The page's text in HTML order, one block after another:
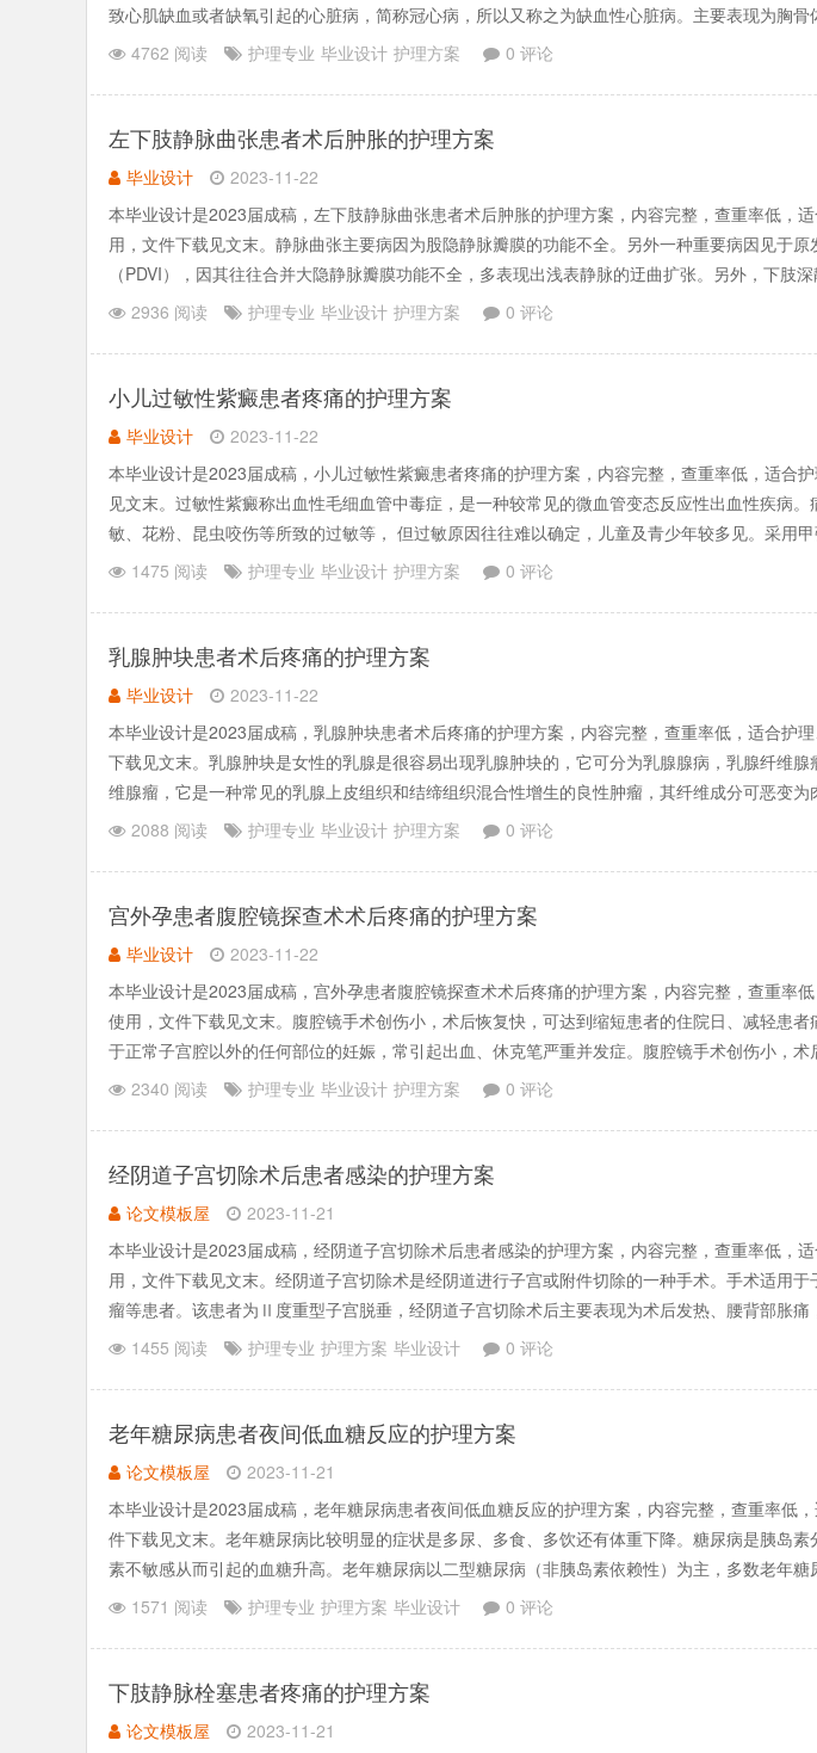
致心肌缺血或者缺氧引起的心脏病，简称冠心病，所以又称之为缺血性心脏病。主要表现为胸
区的胸痛，常为.......
4762 阅读 护理专业 毕业设计 护理方案 0 评论
左下肢静脉曲张患者术后肿胀的护理方案
毕业设计
2023-11-22
本毕业设计是2023届成稿，左下肢静脉曲张患者术后肿胀的护理方案，内容完整，查重率低，
用，文件下载见文末。静脉曲张主要病因为股隐静脉瓣膜的功能不全。另外一种重要病因见于
（PDVI），因其往往合并大隐静脉瓣膜功能不全，多表现出浅表静脉的迂曲扩张。另外，下肢
脉回流不畅，发生.......
2936 阅读 护理专业 毕业设计 护理方案 0 评论
小儿过敏性紫癜患者疼痛的护理方案
毕业设计
2023-11-22
本毕业设计是2023届成稿，小儿过敏性紫癜患者疼痛的护理方案，内容完整，查重率低，适合
见文末。过敏性紫癜称出血性毛细血管中毒症，是一种较常见的微血管变态反应性出血性疾病
敏、花粉、昆虫咬伤等所致的过敏等， 但过敏原因往往难以确定，儿童及青少年较多见。采用
片配合饮食护理.......
1475 阅读 护理专业 毕业设计 护理方案 0 评论
乳腺肿块患者术后疼痛的护理方案
毕业设计
2023-11-22
本毕业设计是2023届成稿，乳腺肿块患者术后疼痛的护理方案，内容完整，查重率低，适合护
下载见文末。乳腺肿块是女性的乳腺是很容易出现乳腺肿块的，它可分为乳腺腺病，乳腺纤维
维腺瘤，它是一种常见的乳腺上皮组织和结缔组织混合性增生的良性肿瘤，其纤维成分可恶变
现为无痛的、.......
2088 阅读 护理专业 毕业设计 护理方案 0 评论
宫外孕患者腹腔镜探查术术后疼痛的护理方案
毕业设计
2023-11-22
本毕业设计是2023届成稿，宫外孕患者腹腔镜探查术术后疼痛的护理方案，内容完整，查重率
使用，文件下载见文末。腹腔镜手术创伤小，术后恢复快，可达到缩短患者的住院日、减轻患
于正常子宫腔以外的任何部位的妊娠，常引起出血、休克笔严重并发症。腹腔镜手术创伤小，
日、减轻患者.......
2340 阅读 护理专业 毕业设计 护理方案 0 评论
经阴道子宫切除术后患者感染的护理方案
论文模板屋
2023-11-21
本毕业设计是2023届成稿，经阴道子宫切除术后患者感染的护理方案，内容完整，查重率低，
用，文件下载见文末。经阴道子宫切除术是经阴道进行子宫或附件切除的一种手术。手术适用
瘤等患者。该患者为Ⅱ度重型子宫脱垂，经阴道子宫切除术后主要表现为术后发热、腰背部胀
量流血。遵医嘱.......
1455 阅读 护理专业 护理方案 毕业设计 0 评论
老年糖尿病患者夜间低血糖反应的护理方案
论文模板屋
2023-11-21
本毕业设计是2023届成稿，老年糖尿病患者夜间低血糖反应的护理方案，内容完整，查重率低
件下载见文末。老年糖尿病比较明显的症状是多尿、多食、多饮还有体重下降。糖尿病是胰岛
素不敏感从而引起的血糖升高。老年糖尿病以二型糖尿病（非胰岛素依赖性）为主，多数老年
“三多一少”）.......
1571 阅读 护理专业 护理方案 毕业设计 0 评论
下肢静脉栓塞患者疼痛的护理方案
论文模板屋 2023-11-21